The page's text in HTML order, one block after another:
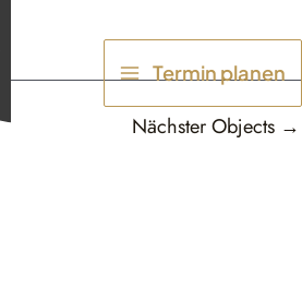
Termin planen
Nächster Objects →